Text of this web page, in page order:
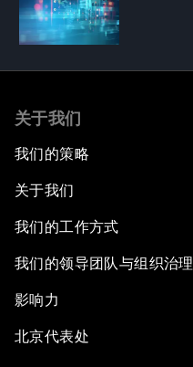
关于我们
我们的策略
关于我们
我们的工作方式
我们的领导团队与组织治理
影响力
北京代表处